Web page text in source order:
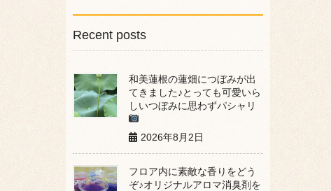
Recent posts
和美蓮根の蓮畑につぼみが出
てきました♪とっても可愛いら
しいつぼみに思わずパシャリ
2026年8月2日
フロア内に素敵な香りをどう
ぞ♪オリジナルアロマ消臭剤を